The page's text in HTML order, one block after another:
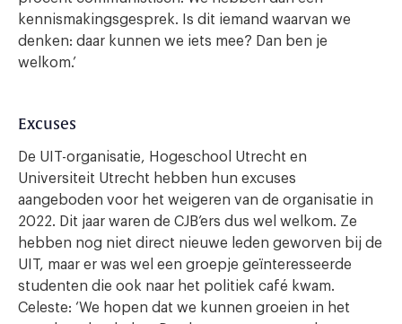
kennismakingsgesprek. Is dit iemand waarvan we
denken: daar kunnen we iets mee? Dan ben je
welkom.’
Excuses
De UIT-organisatie, Hogeschool Utrecht en
Universiteit Utrecht hebben hun excuses
aangeboden voor het weigeren van de organisatie in
2022. Dit jaar waren de CJB’ers dus wel welkom. Ze
hebben nog niet direct nieuwe leden geworven bij de
UIT, maar er was wel een groepje geïnteresseerde
studenten die ook naar het politiek café kwam.
Celeste: ‘We hopen dat we kunnen groeien in het